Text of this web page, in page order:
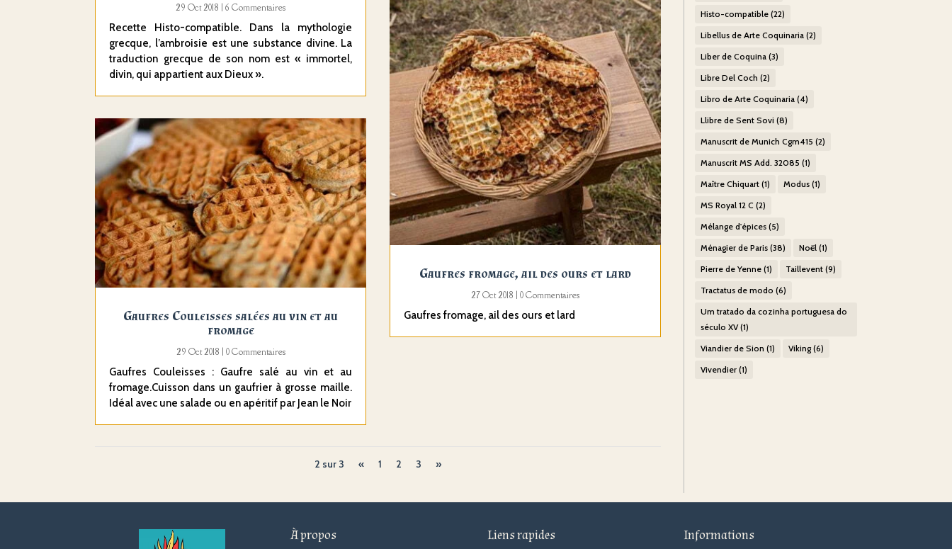
29 Oct 2018 | 6 Commentaires
Recette Histo-compatible. Dans la mythologie
grecque, l’ambroisie est une substance divine. La
traduction grecque de son nom est « immortel,
divin, qui appartient aux Dieux ».
Gaufres Couleisses salées au vin et au
fromage
29 Oct 2018 | 0 Commentaires
Gaufres Couleisses : Gaufre salé au vin et au
fromage.Cuisson dans un gaufrier à grosse maille.
Idéal avec une salade ou en apéritif par Jean le Noir
Gaufres fromage, ail des ours et lard
27 Oct 2018 | 0 Commentaires
Gaufres fromage, ail des ours et lard
2 sur 3 « 1 2 3 »
Histo-compatible(22)
Libellus de Arte Coquinaria(2)
Liber de Coquina(3)
Libre Del Coch (2)
Libro de Arte Coquinaria(4)
Llibre de Sent Sovi (8)
Manuscrit de Munich Cgm415 (2)
Manuscrit MS Add. 32085 (1)
Maître Chiquart(1) Modus(1)
MS Royal 12 C (2)
Mélange d'épices(5)
Ménagier de Paris(38) Noël(1)
Pierre de Yenne(1) Taillevent(9)
Tractatus de modo (6)
Um tratado da cozinha portuguesa do
século XV(1)
Viandier de Sion (1) Viking(6)
Vivendier(1)
À propos Liens rapides Informations